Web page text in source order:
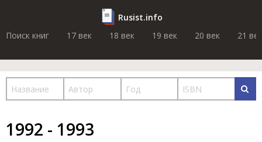
Rusist.info
Поиск книг
17 век 18 век 19 век 20 век 21 век
1992 - 1993